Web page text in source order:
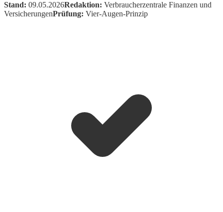
Stand: 09.05.2026Redaktion: Verbraucherzentrale Finanzen und
VersicherungenPrüfung: Vier-Augen-Prinzip